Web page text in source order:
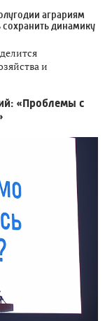
аграриям
сохранить динамику
и
«Проблемы с